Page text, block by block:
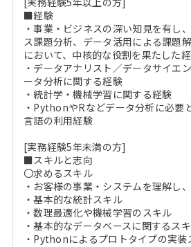
■経験
・事業・ビジネスの深い知見を有し
ス課題分析、データ活用による課題
において、中核的な役割を果たした
・データアナリスト／データサイエ
ータ分析に関する経験
・統計学・機械学習に関する経験
・PythonやRなどデータ分析に必要
言語の利用経験
[実務経験5年未満の方]
■スキルと志向
〇求めるスキル
・お客様の事業・システムを理解し
・基本的な統計スキル
・数理最適化や機械学習のスキル
・基本的なデータベースに関するス
・Pythonによるプロトタイプの実装